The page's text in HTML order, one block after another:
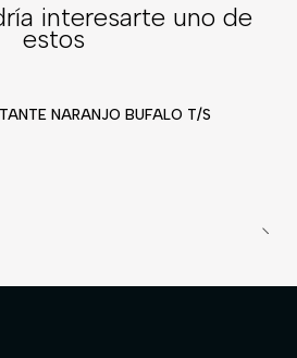
interesarte uno de
estos
NARANJO BUFALO T/S